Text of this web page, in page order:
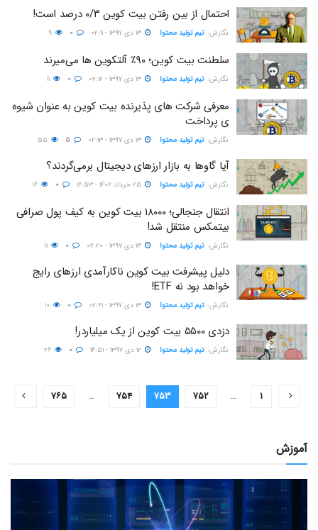
احتمال از بین رفتن بیت کوین ۰/۳ درصد است!
نگارش:‌ تیم تولید محتوا
سلطنت بیت کوین؛ ۹۰٪ آلتکوین ها می‌میرند
نگارش:‌ تیم تولید محتوا
معرفی شرکت های پذیرنده بیت کوین به عنوان شیوه
ی پرداخت
نگارش:‌ تیم تولید محتوا
آیا گاوها به بازار ارزهای دیجیتال برمی‌گردند؟
نگارش:‌ تیم تولید محتوا
انتقال جنجالی؛ ۱۸۰۰۰ بیت کوین به کیف پول صرافی
بیتمکس منتقل شد!
نگارش:‌ تیم تولید محتوا
دلیل پیشرفت بیت کوین ناکارآمدی ارزهای رایج
خواهد بود نه ETF!
نگارش:‌ تیم تولید محتوا
دزدی ۵۵۰۰ بیت کوین از یک میلیاردر!
نگارش:‌ تیم تولید محتوا
۱ … ۷۵۲ ۷۵۳ ۷۵۴ … ۷۶۵
آموزش